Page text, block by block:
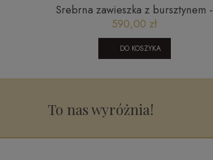
Srebrna zawieszka z bursztynem -
liść
590,00 zł
DO KOSZYKA
To nas wyróżnia!